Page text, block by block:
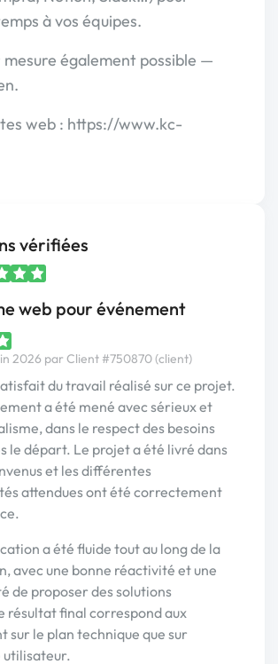
à vos équipes.
mesure également possible —
web : https://www.kc-
vérifiées
web pour événement
2026 par Client #750870 (client)
du travail réalisé sur ce projet.
a été mené avec sérieux et
dans le respect des besoins
le départ. Le projet a été livré dans
et les différentes
attendues ont été correctement
a été fluide tout au long de la
avec une bonne réactivité et une
de proposer des solutions
résultat final correspond aux
sur le plan technique que sur
utilisateur.